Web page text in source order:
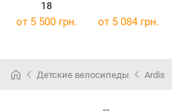
18
от 5 500 грн. от 5 084 грн.
Детские велосипеды Ardis